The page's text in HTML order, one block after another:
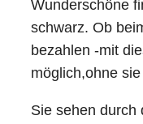
Wunderschöne
schwarz. Ob
bezahlen -mit
möglich,ohne
Sie sehen durch